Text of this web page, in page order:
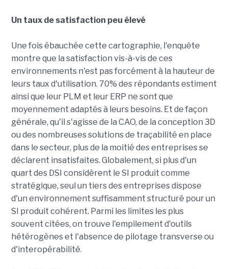
Un taux de satisfaction peu élevé
Une fois ébauchée cette cartographie, l'enquête
montre que la satisfaction vis-à-vis de ces
environnements n'est pas forcément à la hauteur de
leurs taux d'utilisation. 70% des répondants estiment
ainsi que leur PLM et leur ERP ne sont que
moyennement adaptés à leurs besoins. Et de façon
générale, qu'il s'agisse de la CAO, de la conception 3D
ou des nombreuses solutions de traçabilité en place
dans le secteur, plus de la moitié des entreprises se
déclarent insatisfaites. Globalement, si plus d'un
quart des DSI considèrent le SI produit comme
stratégique, seul un tiers des entreprises dispose
d'un environnement suffisamment structuré pour un
SI produit cohérent. Parmi les limites les plus
souvent citées, on trouve l'empilement d'outils
hétérogènes et l'absence de pilotage transverse ou
d'interopérabilité.